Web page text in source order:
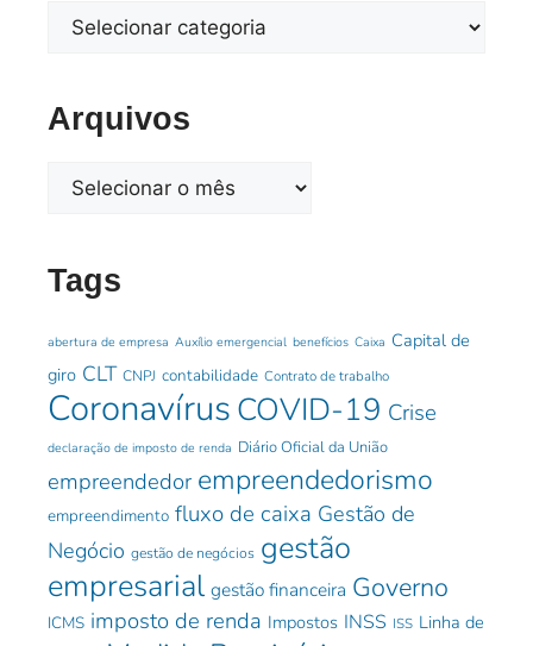
Arquivos
Tags
abertura de empresa Auxílio emergencial benefícios Caixa Capital de
giro CLT CNPJ contabilidade Contrato de trabalho
Coronavírus COVID-19 Crise
declaração de imposto de renda Diário Oficial da União
empreendedor empreendedorismo
empreendimento fluxo de caixa Gestão de
Negócio gestão de negócios gestão
empresarial gestão financeira Governo
ICMS imposto de renda Impostos INSS ISS Linha de